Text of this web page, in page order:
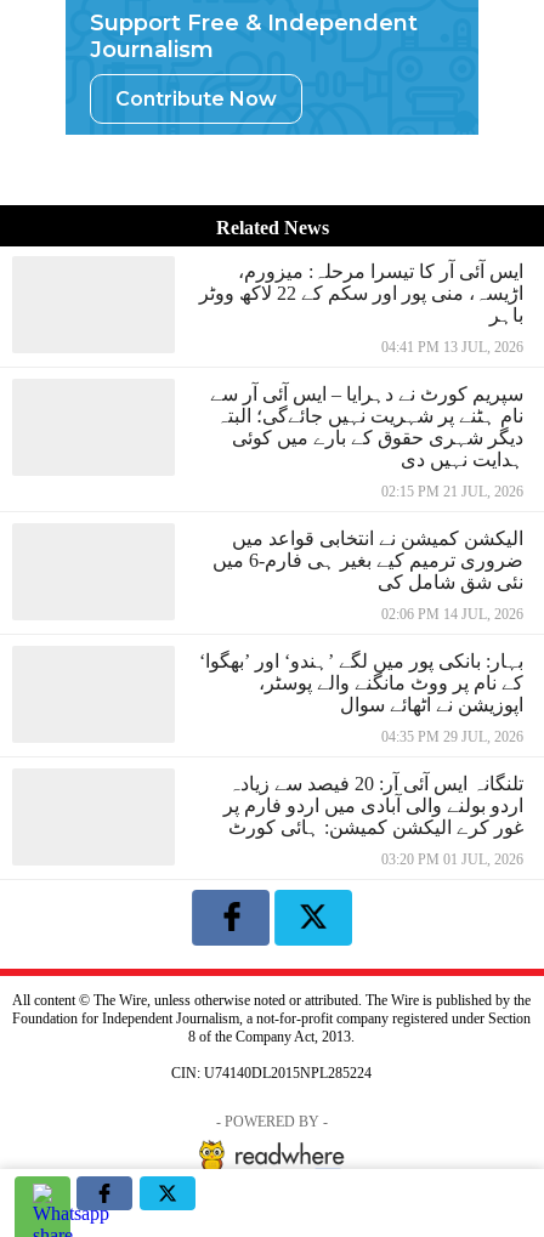
Support Free & Independent
Journalism
Contribute Now
Related News
ایس آئی آر کا تیسرا مرحلہ: میزورم،
اڑیسہ، منی پور اور سکم کے 22 لاکھ ووٹر
باہر
04:41 PM 13 JUL, 2026
سپریم کورٹ نے دہرایا – ایس آئی آر سے
نام ہٹنے پر شہریت نہیں جائےگی؛ البتہ
دیگر شہری حقوق کے بارے میں کوئی
ہدایت نہیں دی
02:15 PM 21 JUL, 2026
الیکشن کمیشن نے انتخابی قواعد میں
ضروری ترمیم کیے بغیر ہی فارم-6 میں
نئی شق شامل کی
02:06 PM 14 JUL, 2026
بہار: بانکی پور میں لگے ’ہندو‘ اور ’بھگوا‘
کے نام پر ووٹ مانگنے والے پوسٹر،
اپوزیشن نے اٹھائے سوال
04:35 PM 29 JUL, 2026
تلنگانہ ایس آئی آر: 20 فیصد سے زیادہ
اردو بولنے والی آبادی میں اردو فارم پر
غور کرے الیکشن کمیشن: ہائی کورٹ
03:20 PM 01 JUL, 2026
All content © The Wire, unless otherwise noted or attributed. The Wire is published by the
Foundation for Independent Journalism, a not-for-profit company registered under Section
8 of the Company Act, 2013.
CIN: U74140DL2015NPL285224
- POWERED BY -